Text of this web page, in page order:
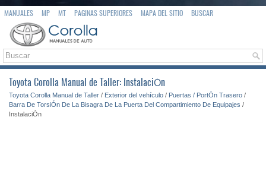
MANUALES MP MT PAGINAS SUPERIORES MAPA DEL SITIO BUSCAR
Toyota Corolla Manual de Taller: InstalaciÓn
Toyota Corolla Manual de Taller / Exterior del vehículo / Puertas / PortÓn Trasero /
Barra De TorsiÓn De La Bisagra De La Puerta Del Compartimiento De Equipajes /
InstalaciÓn